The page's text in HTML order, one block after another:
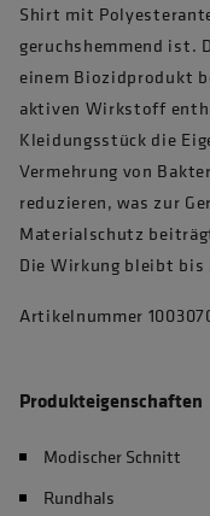
Shirt mit
geruchshemmend ist.
einem Biozidprodukt
aktiven Wirkstoff
Kleidungsstück die
Vermehrung von
reduzieren, was zur
Materialschutz
Die Wirkung bleibt bis
Artikelnummer
Produkteigenschaften
Modischer Schnitt
Rundhals